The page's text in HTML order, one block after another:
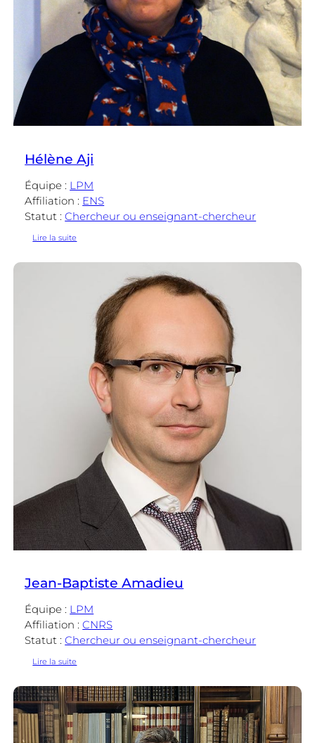
Hélène Aji
Équipe : LPM
Affiliation : ENS
Statut :Chercheur ou enseignant-chercheur
Lire la suite
Jean-Baptiste Amadieu
Équipe : LPM
Affiliation :CNRS
Statut :Chercheur ou enseignant-chercheur
Lire la suite
Amadieu